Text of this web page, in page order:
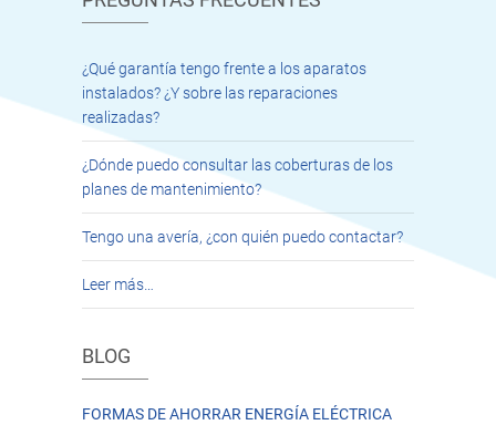
¿Qué garantía tengo frente a los aparatos
instalados? ¿Y sobre las reparaciones
realizadas?
¿Dónde puedo consultar las coberturas de los
planes de mantenimiento?
Tengo una avería, ¿con quién puedo contactar?
Leer más…
BLOG
FORMAS DE AHORRAR ENERGÍA ELÉCTRICA